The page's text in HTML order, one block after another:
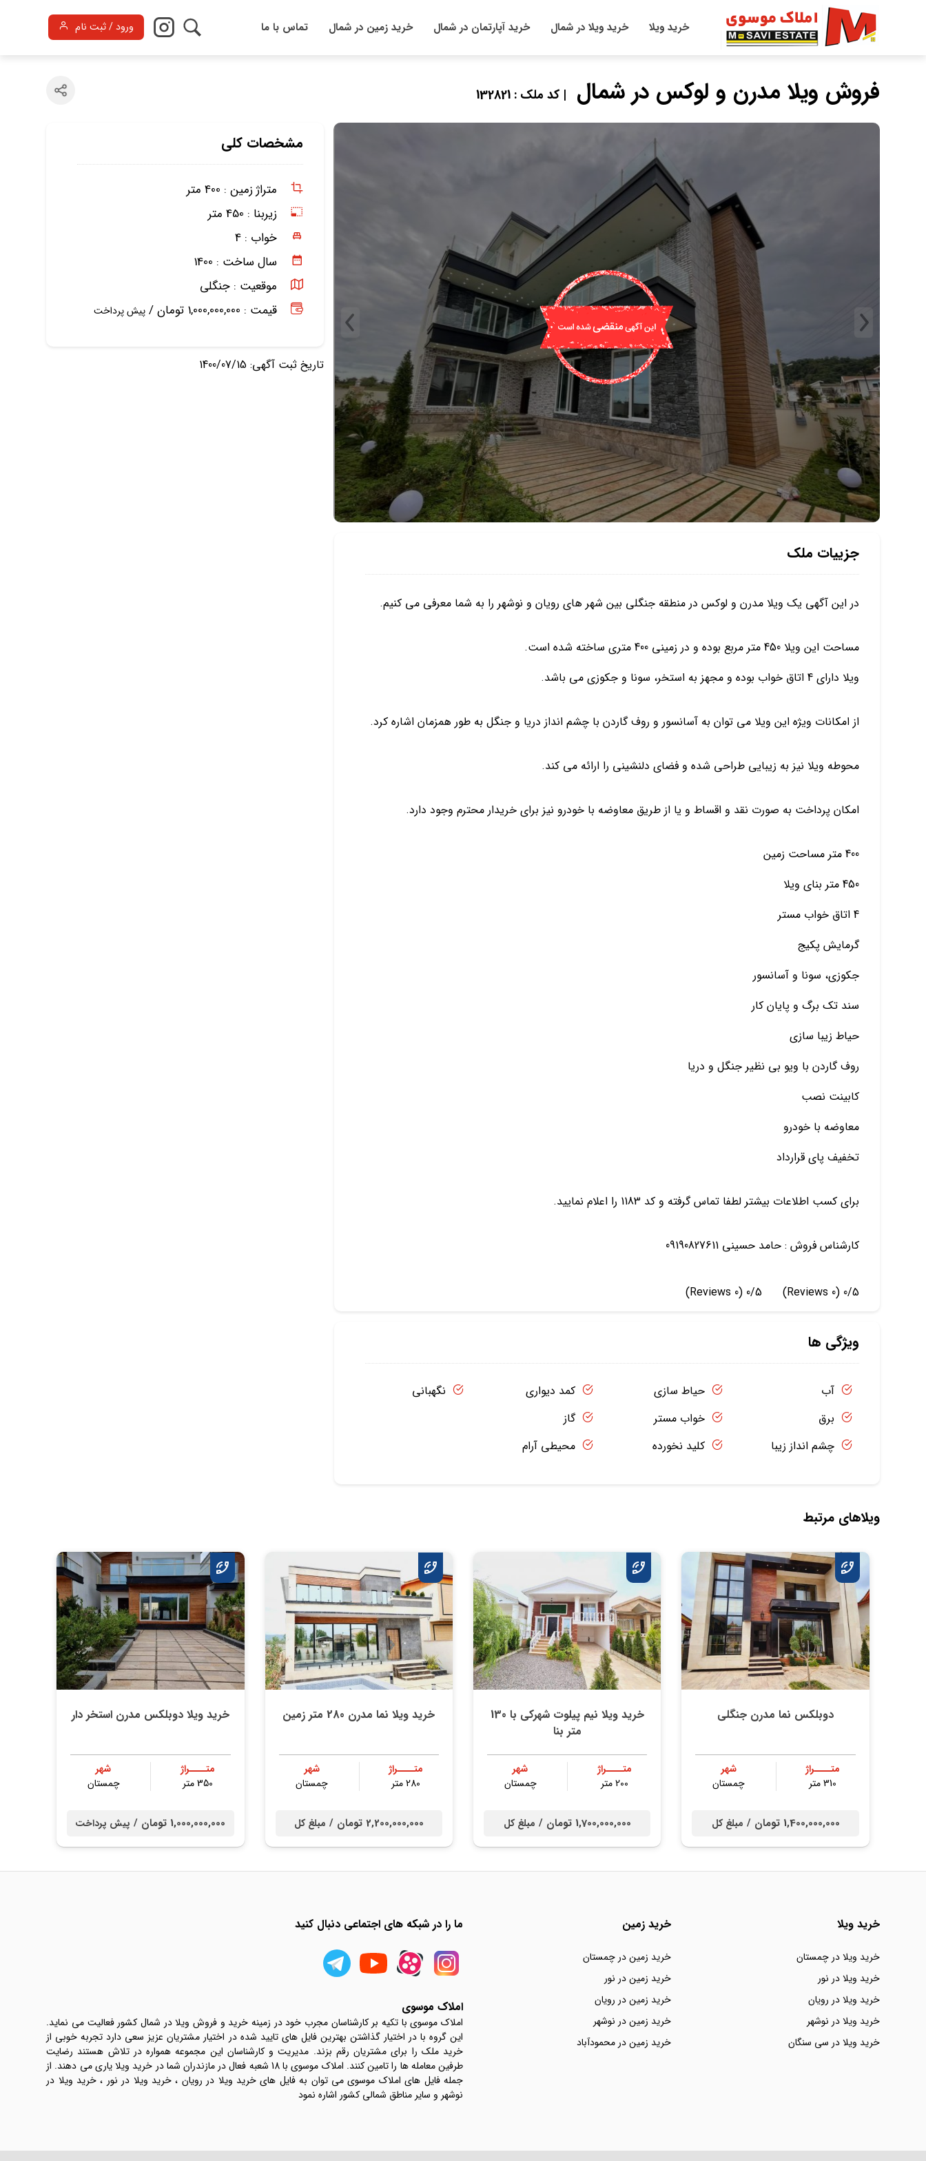
خرید ویلا خرید ویلا در شمال خرید آپارتمان در شمال خرید زمین در شمال تماس با ما ورود / ثبت نام
فروش ویلا مدرن و لوکس در شمال | کد ملک : 132821
مشخصات کلی
متراژ زمین : 400 متر
زیربنا : 450 متر
خواب : 4
سال ساخت : 1400
موقعیت : جنگلی
قیمت : 1,000,000,000 تومان /
پیش پرداخت
تاریخ ثبت آگهی: 1400/07/15
جزییات ملک
در این آگهی یک ویلا مدرن و لوکس در منطقه جنگلی بین شهر های رویان و نوشهر را به شما معرفی می کنیم.
مساحت این ویلا 450 متر مربع بوده و در زمینی 400 متری ساخته شده است.
ویلا دارای 4 اتاق خواب بوده و مجهز به استخر، سونا و جکوزی می باشد.
از امکانات ویژه این ویلا می توان به آسانسور و روف گاردن با چشم انداز دریا و جنگل به طور همزمان اشاره کرد.
محوطه ویلا نیز به زیبایی طراحی شده و فضای دلنشینی را ارائه می کند.
امکان پرداخت به صورت نقد و اقساط و یا از طریق معاوضه با خودرو نیز برای خریدار محترم وجود دارد.
400 متر مساحت زمین
450 متر بنای ویلا
4 اتاق خواب مستر
گرمایش پکیج
جکوزی، سونا و آسانسور
سند تک برگ و پایان کار
حیاط زیبا سازی
روف گاردن با ویو بی نظیر جنگل و دریا
کابینت نصب
معاوضه با خودرو
تخفیف پای قرارداد
برای کسب اطلاعات بیشتر لطفا تماس گرفته و کد 1183 را اعلام نمایید.
کارشناس فروش : حامد حسینی 09190827611
0/5
(0 Reviews)
0/5
(0 Reviews)
ویژگی ها
آب
برق
چشم انداز زیبا
حیاط سازی
خواب مستر
کلید نخورده
کمد دیواری
گاز
محیطی آرام
نگهبانی
ویلاهای مرتبط
دوبلکس نما مدرن جنگلی
متــــراژ
310 متر
شهر
چمستان
1,400,000,000 تومان / مبلغ کل
خرید ویلا نیم پیلوت شهرکی با 130
متر بنا
متــــراژ
200 متر
شهر
چمستان
1,700,000,000 تومان / مبلغ کل
خرید ویلا نما مدرن 280 متر زمین
متــــراژ
280 متر
شهر
چمستان
2,200,000,000 تومان / مبلغ کل
خرید ویلا دوبلکس مدرن استخر دار
متــــراژ
350 متر
شهر
چمستان
1,000,000,000 تومان / پیش پرداخت
خرید ویلا
خرید ویلا در چمستان
خرید ویلا در نور
خرید ویلا در رویان
خرید ویلا در نوشهر
خرید ویلا در سی سنگان
خرید زمین
خرید زمین در چمستان
خرید زمین در نور
خرید زمین در رویان
خرید زمین در نوشهر
خرید زمین در محمودآباد
ما را در شبکه های اجتماعی دنبال کنید
املاک موسوی
املاک موسوی با تکیه بر کارشناسان مجرب خود در زمینه خرید و فروش ویلا در شمال کشور فعالیت می نماید.
این گروه با در اختیار گذاشتن بهترین فایل های تایید شده در اختیار مشتریان عزیز سعی دارد تجربه خوبی از
خرید ملک را برای مشتریان رقم بزند. مدیریت و کارشناسان این مجموعه همواره در تلاش هستند رضایت
طرفین معامله ها را تامین کنند. املاک موسوی با 18 شعبه فعال در مازندران شما در خرید ویلا یاری می دهند. از
جمله فایل های املاک موسوی می توان به فایل های خرید ویلا در رویان ، خرید ویلا در نور ، خرید ویلا در
نوشهر و سایر مناطق شمالی کشور اشاره نمود